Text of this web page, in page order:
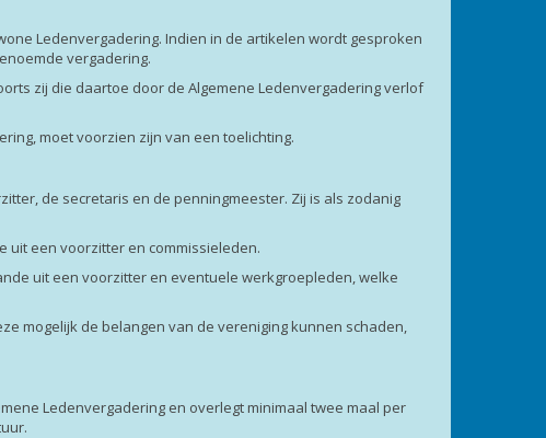
Ledenvergadering. Indien in de artikelen wordt gesproken
vergadering.
zij die daartoe door de Algemene Ledenvergadering verlof
moet voorzien zijn van een toelichting.
de secretaris en de penningmeester. Zij is als zodanig
uit een voorzitter en commissieleden.
uit een voorzitter en eventuele werkgroepleden, welke
mogelijk de belangen van de vereniging kunnen schaden,
Ledenvergadering en overlegt minimaal twee maal per